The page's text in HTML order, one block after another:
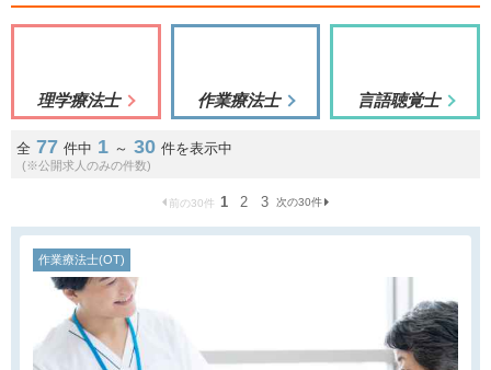
理学療法士 作業療法士 言語聴覚士
全 77 件中 1 ～ 30 件を表示中
(※公開求人のみの件数)
前の30件 1 2 3 次の30件
作業療法士(OT)